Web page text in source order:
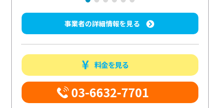
事業者の詳細情報を見る
料金を見る
03-6632-7701